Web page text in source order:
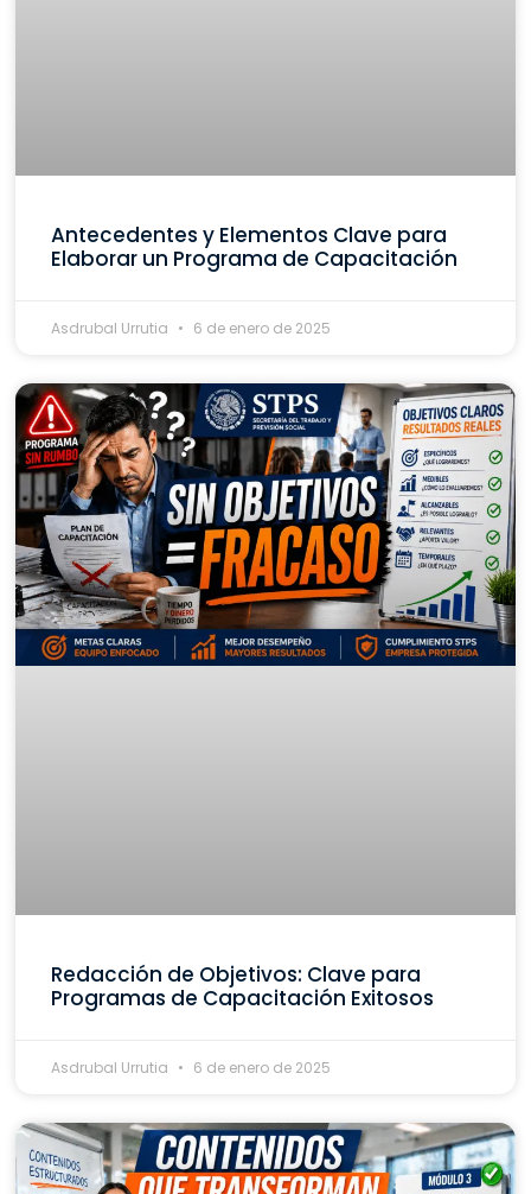
Antecedentes y Elementos Clave para
Elaborar un Programa de Capacitación
Asdrubal Urrutia 6 de enero de 2025
Redacción de Objetivos: Clave para
Programas de Capacitación Exitosos
Asdrubal Urrutia 6 de enero de 2025